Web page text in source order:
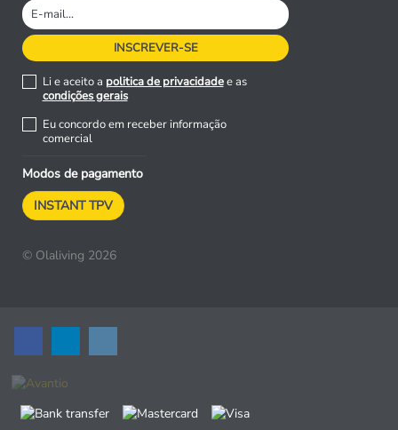
Li e aceito a politica de privacidadee as
condições gerais
Eu concordo em receber informação
comercial
Modos de pagamento
INSTANT TPV
© Olaliving 2026